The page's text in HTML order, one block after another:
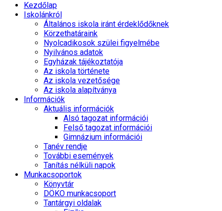
Kezdőlap
Iskolánkról
Általános iskola iránt érdeklődőknek
Körzethatáraink
Nyolcadikosok szülei figyelmébe
Nyilvános adatok
Egyházak tájékoztatója
Az iskola története
Az iskola vezetősége
Az iskola alapítványa
Információk
Aktuális információk
Alsó tagozat információi
Felső tagozat információi
Gimnázium információi
Tanév rendje
További események
Tanítás nélküli napok
Munkacsoportok
Könyvtár
DÖKO munkacsoport
Tantárgyi oldalak